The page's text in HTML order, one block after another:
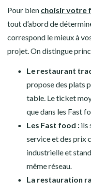
Pour bien choisir votre
tout d’abord de
correspond le mieux à
projet. On distingue
Le restaurant
propose des plats
table. Le ticket
que dans les Fast
Les Fast food : ils
service et des prix
industrielle et
même réseau.
La restauration